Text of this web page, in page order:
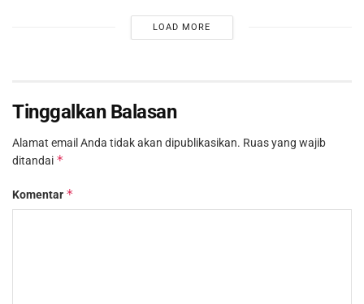
LOAD MORE
Tinggalkan Balasan
Alamat email Anda tidak akan dipublikasikan. Ruas yang wajib
ditandai *
Komentar *